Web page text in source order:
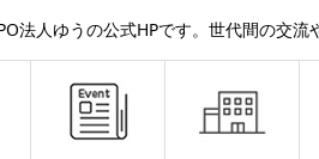
法人ゆうの公式HPです。世代間の交